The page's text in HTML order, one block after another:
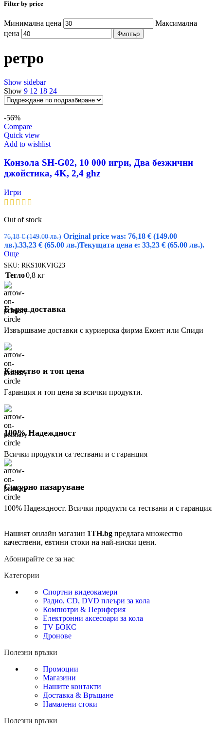
Filter by price
Минимална цена
Максимална
цена
Филтър
ретро
Show sidebar
Show 9 12 18 24
-56%
Compare
Quick view
Add to wishlist
Конзола SH-G02, 10 000 игри, Два безжични
джойстика, 4K, 2,4 ghz
Игри
Out of stock
76,18€ (149.00 лв.) Original price was: 76,18 € (149.00
лв.).33,23 € (65.00 лв.)Текущата цена е: 33,23 € (65.00 лв.).
Още
SKU: RKS10KVIG23
Тегло0,8 кг
Бърза доставка
Извършваме доставки с куриерска фирма Еконт или Спиди
Качество и топ цена
Гаранция и топ цена за всички продукти.
100% Надеждност
Всички продукти са тествани и с гаранция
Сигурно пазаруване
100% Надеждност. Всички продукти са тествани и с гаранция
Нашият онлайн магазин 1TH.bg предлага множество
качествени, евтини стоки на най-ниски цени.
Абонирайте се за нас
Категории
Спортни видеокамери
Радио, CD, DVD плеъри за кола
Компютри & Периферия
Електронни аксесоари за кола
TV БОКС
Дронове
Полезни връзки
Промоции
Магазини
Нашите контакти
Доставка & Връщане
Намалени стоки
Полезни връзки